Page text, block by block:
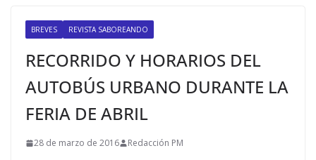
BREVES REVISTA SABOREANDO
RECORRIDO Y HORARIOS DEL
AUTOBÚS URBANO DURANTE LA
FERIA DE ABRIL
28 de marzo de 2016 Redacción PM